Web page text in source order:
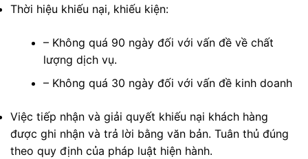
Thời hiệu khiếu nại, khiếu kiện:
– Không quá 90 ngày đối với vấn đề về chất
lượng dịch vụ.
– Không quá 30 ngày đối với vấn đề kinh doanh
Việc tiếp nhận và giải quyết khiếu nại khách hàng
được ghi nhận và trả lời bằng văn bản. Tuân thủ đúng
theo quy định của pháp luật hiện hành.